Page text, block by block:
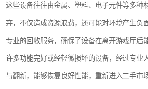
这些设备往往由金属、塑料、电子元件等多种
弃，不仅造成资源浪费，还可能对环境产生负
专业的回收服务，确保了设备在离开游戏厅后
许多功能完好或经轻微损坏的设备，经过专业
与翻新，能够恢复良好性能，重新进入二手市